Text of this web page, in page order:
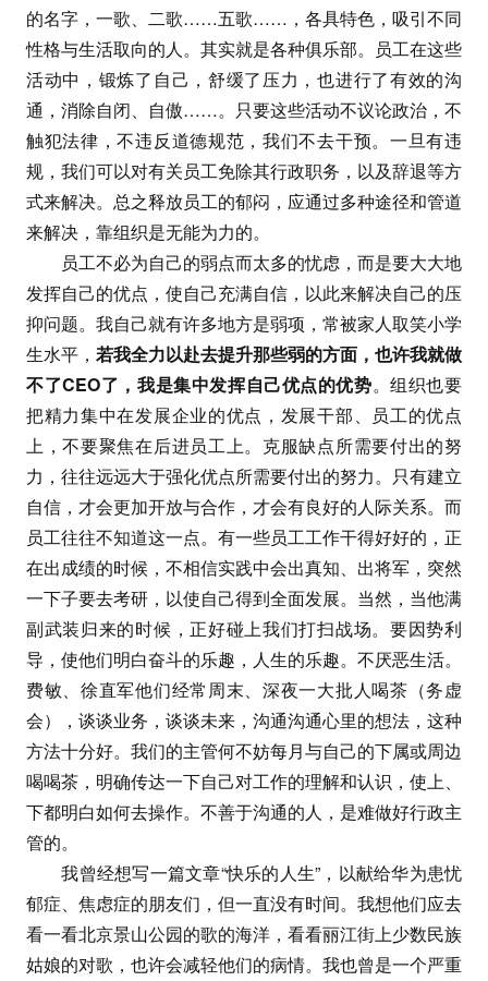
的名字，一歌、二歌……五歌……，各具特色，吸引不同
性格与生活取向的人。其实就是各种俱乐部。员工在这些
活动中，锻炼了自己，舒缓了压力，也进行了有效的沟
通，消除自闭、自傲……。只要这些活动不议论政治，不
触犯法律，不违反道德规范，我们不去干预。一旦有违
规，我们可以对有关员工免除其行政职务，以及辞退等方
式来解决。总之释放员工的郁闷，应通过多种途径和管道
来解决，靠组织是无能为力的。
员工不必为自己的弱点而太多的忧虑，而是要大大地
发挥自己的优点，使自己充满自信，以此来解决自己的压
抑问题。我自己就有许多地方是弱项，常被家人取笑小学
生水平， 若我全力以赴去提升那些弱的方面，也许我就做
不了CEO了，我是集中发挥自己优点的优势。组织也要
把精力集中在发展企业的优点，发展干部、员工的优点
上，不要聚焦在后进员工上。克服缺点所需要付出的努
力，往往远远大于强化优点所需要付出的努力。只有建立
自信，才会更加开放与合作，才会有良好的人际关系。而
员工往往不知道这一点。有一些员工工作干得好好的，正
在出成绩的时候，不相信实践中会出真知、出将军，突然
一下子要去考研，以使自己得到全面发展。当然，当他满
副武装归来的时候，正好碰上我们打扫战场。要因势利
导，使他们明白奋斗的乐趣，人生的乐趣。不厌恶生活。
费敏、徐直军他们经常周末、深夜一大批人喝茶（务虚
会），谈谈业务，谈谈未来，沟通沟通心里的想法，这种
方法十分好。我们的主管何不妨每月与自己的下属或周边
喝喝茶，明确传达一下自己对工作的理解和认识，使上、
下都明白如何去操作。不善于沟通的人，是难做好行政主
管的。
我曾经想写一篇文章“快乐的人生”，以献给华为患忧
郁症、焦虑症的朋友们，但一直没有时间。我想他们应去
看一看北京景山公园的歌的海洋，看看丽江街上少数民族
姑娘的对歌，也许会减轻他们的病情。我也曾是一个严重